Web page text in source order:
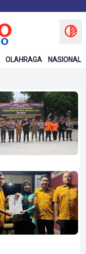
OLAHRAGA NASIONAL